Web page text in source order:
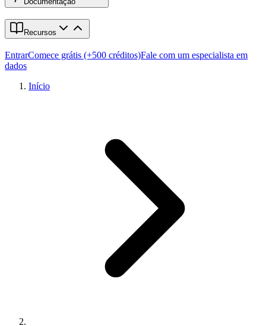
Recursos
EntrarComece grátis (+500 créditos)Fale com um especialista em
dados
Início